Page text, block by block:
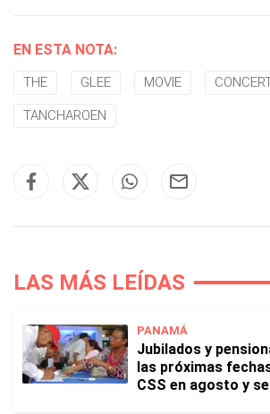
EN ESTA NOTA:
THE GLEE MOVIE
TANCHAROEN
LAS MÁS LEÍDAS
PANAMÁ
Jubilados y
las próximas
CSS en agosto y